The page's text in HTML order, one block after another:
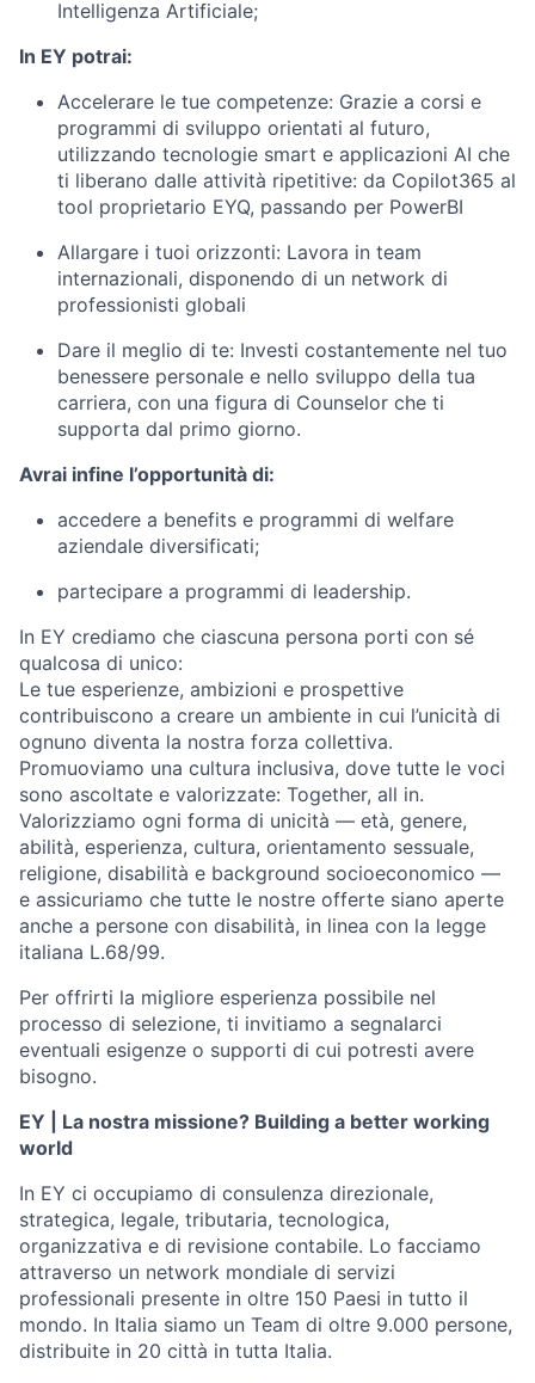
Intelligenza Artificiale;
In EY potrai:
Accelerare le tue competenze: Grazie a corsi e
programmi di sviluppo orientati al futuro,
utilizzando tecnologie smart e applicazioni AI che
ti liberano dalle attività ripetitive: da Copilot365 al
tool proprietario EYQ, passando per PowerBI
Allargare i tuoi orizzonti: Lavora in team
internazionali, disponendo di un network di
professionisti globali
Dare il meglio di te: Investi costantemente nel tuo
benessere personale e nello sviluppo della tua
carriera, con una figura di Counselor che ti
supporta dal primo giorno.
Avrai infine l’opportunità di:
accedere a benefits e programmi di welfare
aziendale diversificati;
partecipare a programmi di leadership.
In EY crediamo che ciascuna persona porti con sé
qualcosa di unico:
Le tue esperienze, ambizioni e prospettive
contribuiscono a creare un ambiente in cui l’unicità di
ognuno diventa la nostra forza collettiva.
Promuoviamo una cultura inclusiva, dove tutte le voci
sono ascoltate e valorizzate: Together, all in.
Valorizziamo ogni forma di unicità — età, genere,
abilità, esperienza, cultura, orientamento sessuale,
religione, disabilità e background socioeconomico —
e assicuriamo che tutte le nostre offerte siano aperte
anche a persone con disabilità, in linea con la legge
italiana L.68/99.
Per offrirti la migliore esperienza possibile nel
processo di selezione, ti invitiamo a segnalarci
eventuali esigenze o supporti di cui potresti avere
bisogno.
EY | La nostra missione? Building a better working
world
In EY ci occupiamo di consulenza direzionale,
strategica, legale, tributaria, tecnologica,
organizzativa e di revisione contabile. Lo facciamo
attraverso un network mondiale di servizi
professionali presente in oltre 150 Paesi in tutto il
mondo. In Italia siamo un Team di oltre 9.000 persone,
distribuite in 20 città in tutta Italia.